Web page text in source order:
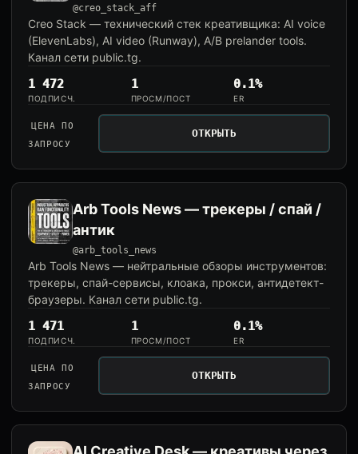
@creo_stack_aff
Creo Stack — технический стек креативщика: AI voice
(ElevenLabs), AI video (Runway), A/B prelander tools.
Канал сети public.tg.
1 472
ПОДПИСЧ.
1
ПРОСМ/ПОСТ
0.1%
ER
ЦЕНА ПО
ЗАПРОСУ
ОТКРЫТЬ
Arb Tools News — трекеры / спай /
антик
@arb_tools_news
Arb Tools News — нейтральные обзоры инструментов:
трекеры, спай-сервисы, клоака, прокси, антидетект-
браузеры. Канал сети public.tg.
1 471
ПОДПИСЧ.
1
ПРОСМ/ПОСТ
0.1%
ER
ЦЕНА ПО
ЗАПРОСУ
ОТКРЫТЬ